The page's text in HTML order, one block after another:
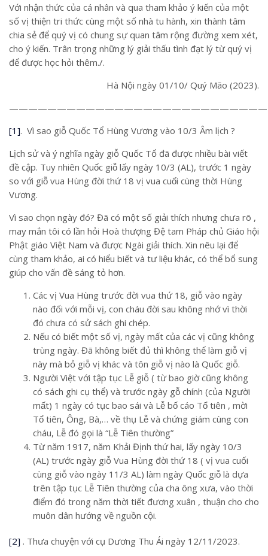
Với nhận thức của cá nhân và qua tham khảo ý kiến của một
số vị thiện tri thức cùng một số nhà tu hành, xin thành tâm
chia sẻ để quý vị có chung sự quan tâm rộng đường xem xét,
cho ý kiến. Trân trọng những lý giải thấu tình đạt lý từ quý vị
để được học hỏi thêm./.
Hà Nội ngày 01/10/ Quý Mão (2023).
[1]. Vì sao giỗ Quốc Tổ Hùng Vương vào 10/3 Âm lịch ?
Lịch sử và ý nghĩa ngày giỗ Quốc Tổ đã được nhiều bài viết
đề cập. Tuy nhiên Quốc giỗ lấy ngày 10/3 (AL), trước 1 ngày
so với giỗ vua Hùng đời thứ 18 vị vua cuối cùng thời Hùng
Vương.
Vì sao chọn ngày đó? Đã có một số giải thích nhưng chưa rõ ,
may mắn tôi có lần hỏi Hoà thượng Đệ tam Pháp chủ Giáo hội
Phật giáo Việt Nam và được Ngài giải thích. Xin nêu lại để
cùng tham khảo, ai có hiểu biết và tư liệu khác, có thể bổ sung
giúp cho vấn đề sáng tỏ hơn.
Các vị Vua Hùng trước đời vua thứ 18, giỗ vào ngày
nào đối với mỗi vị, con cháu đời sau không nhớ vì thời
đó chưa có sử sách ghi chép.
Nếu có biết một số vị, ngày mất của các vị cũng không
trùng ngày. Đã không biết đủ thì không thể làm giỗ vị
này mà bỏ giỗ vị khác và tôn giỗ vị nào là Quốc giỗ.
Người Việt với tập tục Lễ giỗ ( từ bao giờ cũng không
có sách ghi cụ thể) và trước ngày gỗ chính (của Người
mất) 1 ngày có tục bao sái và Lễ bố cáo Tổ tiên , mời
Tổ tiên, Ông, Bà,… về thụ Lễ và chứng giám cùng con
cháu, Lễ đó gọi là “Lễ Tiên thường”
Từ năm 1917, năm Khải Định thứ hai, lấy ngày 10/3
(AL) trước ngày giỗ Vua Hùng đời thứ 18 ( vị vua cuối
cùng giỗ vào ngày 11/3 AL) làm ngày Quốc giỗ là dựa
trên tập tục Lễ Tiên thường của cha ông xưa, vào thời
điểm đó trong năm thời tiết đương xuân , thuận cho cho
muôn dân hướng về nguồn cội.
[2] . Thưa chuyện với cụ Dương Thu Ái ngày 12/11/2023.